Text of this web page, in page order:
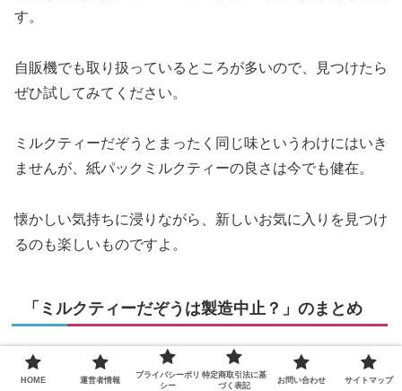
す。
自販機でも取り扱っているところが多いので、見つけたら
ぜひ試してみてください。
ミルクティーだぞうとまったく同じ味というわけにはいき
ませんが、紙パックミルクティーの良さは今でも健在。
懐かしい気持ちに浸りながら、新しいお気に入りを見つけ
るのも楽しいものですよ。
「ミルクティーだぞうは製造中止？」のまとめ
ここまで、ミルクティーだぞうの製造中止について詳しく
HOME 運営者情報
プライバシーポリ
シー
特定商取引法に基
づく表記
お問い合わせ サイトマップ